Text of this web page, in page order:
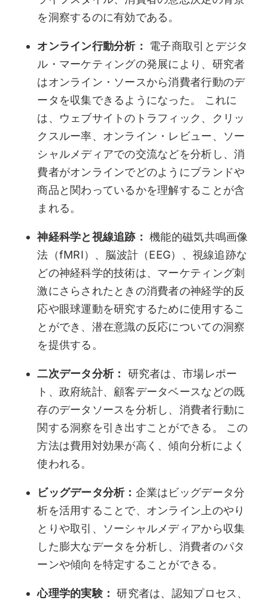
を洞察するのに有効である。
オンライン行動分析： 電子商取引とデジタ
ル・マーケティングの発展により、研究者
はオンライン・ソースから消費者行動のデ
ータを収集できるようになった。 これに
は、ウェブサイトのトラフィック、クリッ
クスルー率、オンライン・レビュー、ソー
シャルメディアでの交流などを分析し、消
費者がオンラインでどのようにブランドや
商品と関わっているかを理解することが含
まれる。
神経科学と視線追跡：機能的磁気共鳴画像
法（fMRI）、脳波計（EEG）、視線追跡な
どの神経科学的技術は、マーケティング刺
激にさらされたときの消費者の神経学的反
応や眼球運動を研究するために使用するこ
とができ、潜在意識の反応についての洞察
を提供する。
二次データ分析： 研究者は、市場レポー
ト、政府統計、顧客データベースなどの既
存のデータソースを分析し、消費者行動に
関する洞察を引き出すことができる。 この
方法は費用対効果が高く、傾向分析によく
使われる。
ビッグデータ分析： 企業はビッグデータ分
析を活用することで、オンライン上のやり
とりや取引、ソーシャルメディアから収集
した膨大なデータを分析し、消費者のパタ
ーンや傾向を特定することができる。
心理学的実験： 研究者は、認知プロセス、